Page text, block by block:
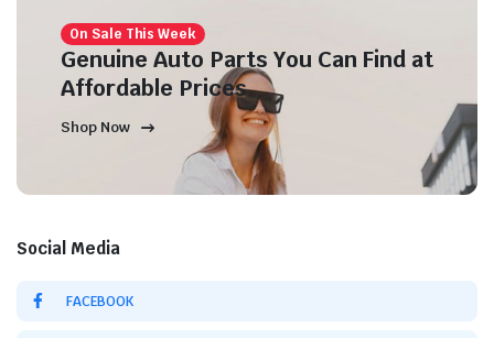
On Sale This Week
Genuine Auto Parts You Can Find at
Affordable Prices
Shop Now
Social Media
FACEBOOK